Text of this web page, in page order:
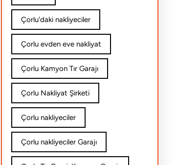
Çorlu'daki nakliyeciler
Çorlu evden eve nakliyat
Çorlu Kamyon Tır Garajı
Çorlu Nakliyat Şirketi
Çorlu nakliyeciler
Çorlu nakliyeciler Garajı